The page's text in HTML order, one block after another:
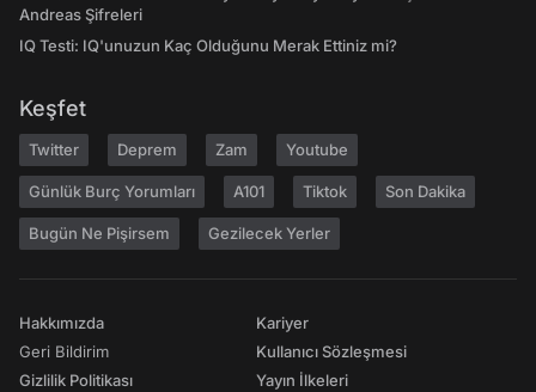
Andreas Şifreleri
IQ Testi: IQ'unuzun Kaç Olduğunu Merak Ettiniz mi?
Keşfet
Twitter Deprem Zam Youtube
Günlük Burç Yorumları A101 Tiktok Son Dakika
Bugün Ne Pişirsem Gezilecek Yerler
Hakkımızda
Geri Bildirim
Gizlilik Politikası
Kariyer
Kullanıcı Sözleşmesi
Yayın İlkeleri